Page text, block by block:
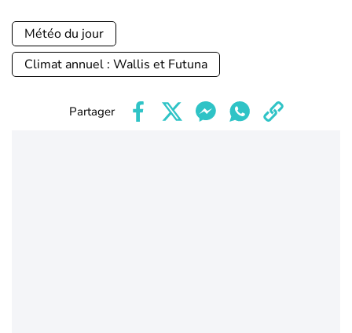
Météo du jour
Climat annuel : Wallis et Futuna
Partager